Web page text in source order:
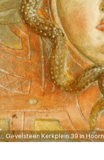
Gevelsteen Kerkplein 39 in Hoorn